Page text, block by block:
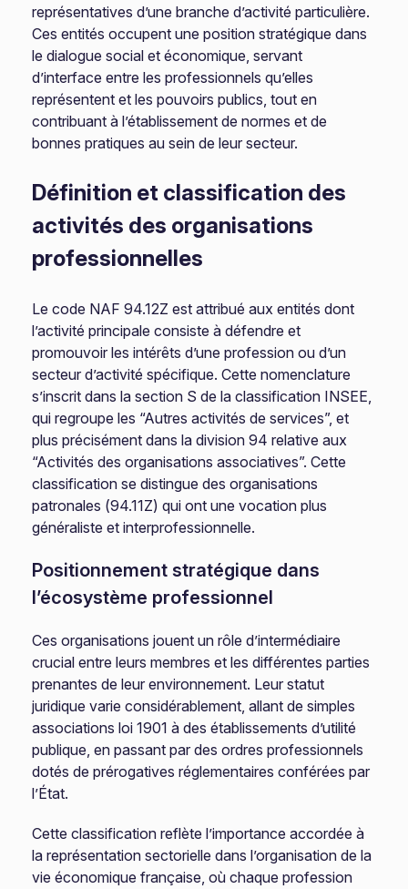
représentatives d’une branche d’activité particulière.
Ces entités occupent une position stratégique dans
le dialogue social et économique, servant
d’interface entre les professionnels qu’elles
représentent et les pouvoirs publics, tout en
contribuant à l’établissement de normes et de
bonnes pratiques au sein de leur secteur.
Définition et classification des
activités des organisations
professionnelles
Le code NAF 94.12Z est attribué aux entités dont
l’activité principale consiste à défendre et
promouvoir les intérêts d’une profession ou d’un
secteur d’activité spécifique. Cette nomenclature
s’inscrit dans la section S de la classification INSEE,
qui regroupe les “Autres activités de services”, et
plus précisément dans la division 94 relative aux
“Activités des organisations associatives”. Cette
classification se distingue des organisations
patronales (94.11Z) qui ont une vocation plus
généraliste et interprofessionnelle.
Positionnement stratégique dans
l’écosystème professionnel
Ces organisations jouent un rôle d’intermédiaire
crucial entre leurs membres et les différentes parties
prenantes de leur environnement. Leur statut
juridique varie considérablement, allant de simples
associations loi 1901 à des établissements d’utilité
publique, en passant par des ordres professionnels
dotés de prérogatives réglementaires conférées par
l’État.
Cette classification reflète l’importance accordée à
la représentation sectorielle dans l’organisation de la
vie économique française, où chaque profession